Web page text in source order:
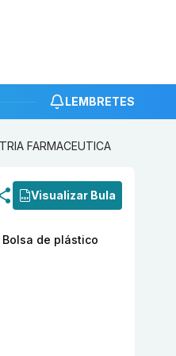
LEMBRETES
FARMACEUTICA
Visualizar Bula
Bolsa de plástico